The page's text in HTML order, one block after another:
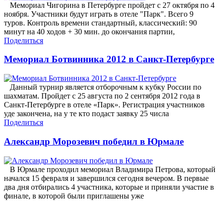
Мемориал Чигорина в Петербурге пройдет с 27 октября по 4
ноября. Участники будут играть в отеле "Парк". Всего 9
туров. Контроль времени стандартный, классический: 90
минут на 40 ходов + 30 мин. до окончания партии,
Поделиться
Мемориал Ботвинника 2012 в Санкт-Петербурге
Данный турнир является отборочным к кубку России по
шахматам. Пройдет с 25 августа по 2 сентября 2012 года в
Санкт-Петербурге в отеле «Парк». Регистрация участников
уде закончена, на у те кто подаст заявку 25 числа
Поделиться
Александр Морозевич победил в Юрмале
В Юрмале проходил мемориал Владимира Петрова, который
начался 15 февраля и завершился сегодня вечером. В первые
два дня отбирались 4 участника, которые и приняли участие в
финале, в которой были приглашены уже